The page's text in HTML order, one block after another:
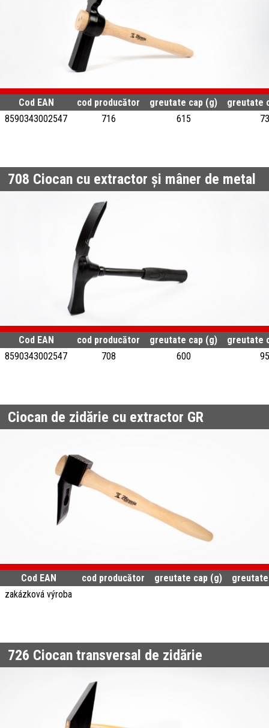
Cod EAN cod producător greutate cap (g)
greutate
8590343002547
716 615
708 Ciocan cu extractor și mâner de metal
Cod EAN cod producător greutate cap (g)
greutate
8590343002547
708 600
Ciocan de zidărie cu extractor GR
Cod EAN cod producător greutate cap (g)
zakázková výroba
726 Ciocan transversal de zidărie